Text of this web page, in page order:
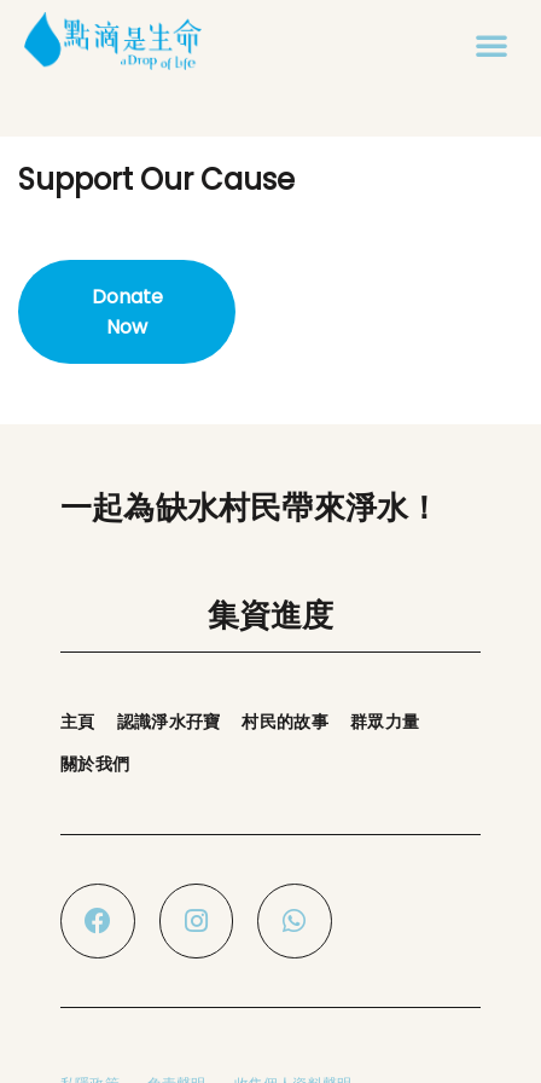
一起為缺水村民帶來淨水！
集資進度
主頁 認識淨水孖寶 村民的故事
群眾力量
關於我們